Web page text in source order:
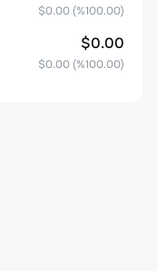
$0.00 (%100.00)
$0.00
$0.00 (%100.00)